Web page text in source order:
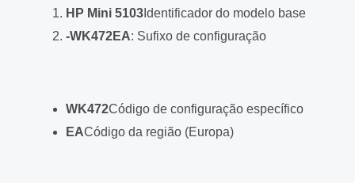
HP Mini 5103 Identificador do modelo base
-WK472EA: Sufixo de configuração
WK472Código de configuração específico
EACódigo da região (Europa)